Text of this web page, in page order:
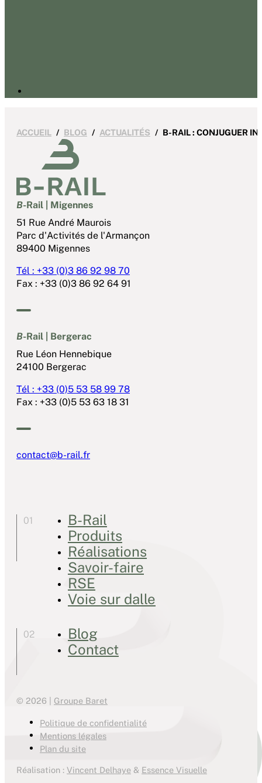
ACCUEIL BLOG ACTUALITÉS B-RAIL : CONJUGUER
B-Rail | Migennes
51 Rue André Maurois
Parc d'Activités de l'Armançon
89400 Migennes
Tél : +33 (0)3 86 92 98 70
Fax : +33 (0)3 86 92 64 91
B-Rail | Bergerac
Rue Léon Hennebique
24100 Bergerac
Tél : +33 (0)5 53 58 99 78
Fax : +33 (0)5 53 63 18 31
contact@b-rail.fr
B-Rail
Produits
Réalisations
Savoir-faire
RSE
Voie sur dalle
Blog
Contact
© 2026 | Groupe Baret
Politique de confidentialité
Mentions légales
Plan du site
Réalisation : Vincent Delhaye & Essence Visuelle